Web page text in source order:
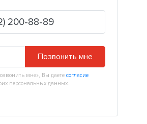
200-88-89
Позвонить мне
мне», Вы даете согласие
персональных данных.